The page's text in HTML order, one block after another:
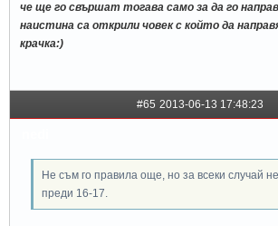
че ще го свършат тогава само за да го
наистина са открили човек с който да
крачка:)
#65 2013-06-13 17:48:23
Не съм го правила още, но за всеки случай
преди 16-17.